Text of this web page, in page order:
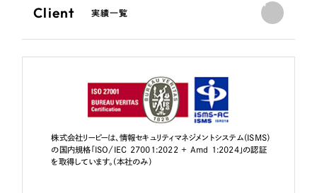
Client 実績一覧
株式会社リーピーは、情報セキュリティマネジメントシステム（ISMS）
の国内規格「ISO/IEC 27001:2022 + Amd 1:2024」の認証
を取得しています。（本社のみ）